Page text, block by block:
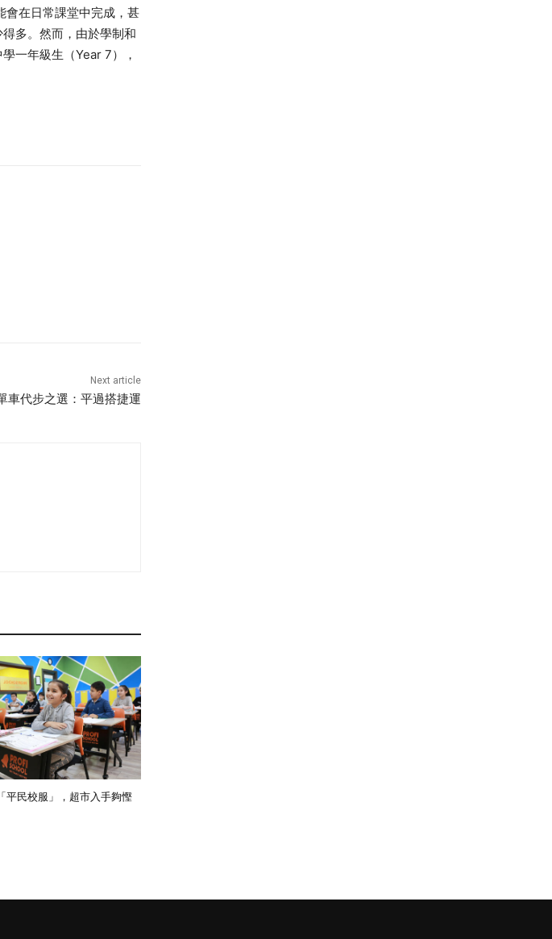
會在日常課堂中完成，甚
多。然而，由於學制和
一年級生（Year 7），
Next article
車代步之選：平過搭捷運
平民校服」，超市入手夠慳